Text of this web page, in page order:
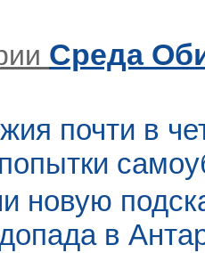
Среда
почти в
новую
в